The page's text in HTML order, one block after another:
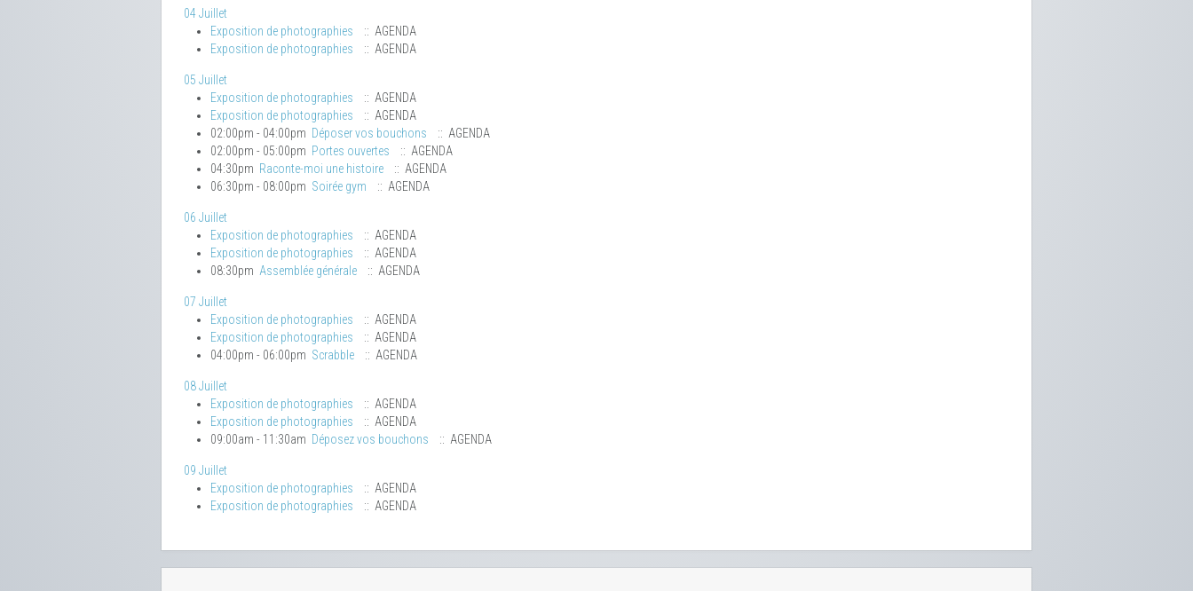
04 Juillet
Exposition de photographies
:: AGENDA
Exposition de photographies
:: AGENDA
05 Juillet
Exposition de photographies
:: AGENDA
Exposition de photographies
:: AGENDA
02:00pm - 04:00pm Déposer vos bouchons
:: AGENDA
02:00pm - 05:00pm Portes ouvertes
:: AGENDA
04:30pm Raconte-moi une histoire
:: AGENDA
06:30pm - 08:00pm Soirée gym :: AGENDA
06 Juillet
Exposition de photographies
:: AGENDA
Exposition de photographies
:: AGENDA
08:30pm Assemblée générale :: AGENDA
07 Juillet
Exposition de photographies
:: AGENDA
Exposition de photographies
:: AGENDA
04:00pm - 06:00pm Scrabble :: AGENDA
08 Juillet
Exposition de photographies
:: AGENDA
Exposition de photographies
:: AGENDA
09:00am - 11:30am Déposez vos bouchons :: AGENDA
09 Juillet
Exposition de photographies
:: AGENDA
Exposition de photographies
:: AGENDA